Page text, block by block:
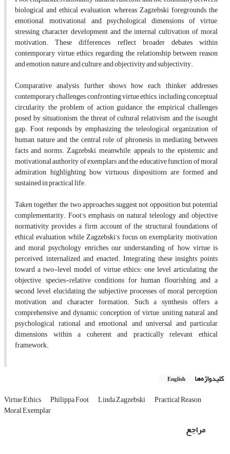
biological and ethical evaluation, whereas Zagzebski foregrounds the
emotional, motivational, and psychological dimensions of virtue,
stressing character development and the internal cultivation of moral
motivation. These differences reflect broader debates within
contemporary virtue ethics regarding the relationship between reason
and emotion, nature and culture, and objectivity and subjectivity.
Comparative analysis further shows how each thinker addresses
contemporary challenges confronting virtue ethics, including conceptual
circularity, the problem of action guidance, the empirical challenges
posed by situationism, the threat of cultural relativism, and the is–ought
gap. Foot responds by emphasizing the teleological organization of
human nature and the central role of phronesis in mediating between
facts and norms. Zagzebski, meanwhile, appeals to the epistemic and
motivational authority of exemplars and the educative function of moral
admiration, highlighting how virtuous dispositions are formed and
sustained in practical life.
Taken together, the two approaches suggest not opposition but potential
complementarity. Foot’s emphasis on natural teleology and objective
normativity provides a firm account of the structural foundations of
ethical evaluation, while Zagzebski’s focus on exemplarity, motivation,
and moral psychology enriches our understanding of how virtue is
perceived, internalized, and enacted. Integrating these insights points
toward a two-level model of virtue ethics: one level articulating the
objective, species-relative conditions for human flourishing, and a
second level elucidating the subjective processes of moral perception,
motivation, and character formation. Such a synthesis offers a
comprehensive and dynamic conception of virtue, uniting natural and
psychological, rational and emotional, and universal and particular
dimensions within a coherent and practically relevant ethical
framework.
کلیدواژه‌ها English
Virtue Ethics Philippa Foot Linda Zagzebski Practical Reason
Moral Exemplar
مراجع